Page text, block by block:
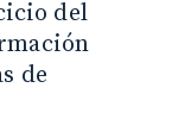
del
de